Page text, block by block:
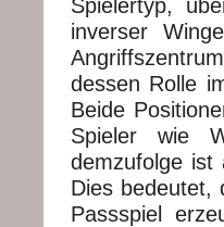
Spielertyp,
inverser
dessen Rolle
Beide
Spieler wie
demzufolge ist
Dies bedeutet,
Passspiel